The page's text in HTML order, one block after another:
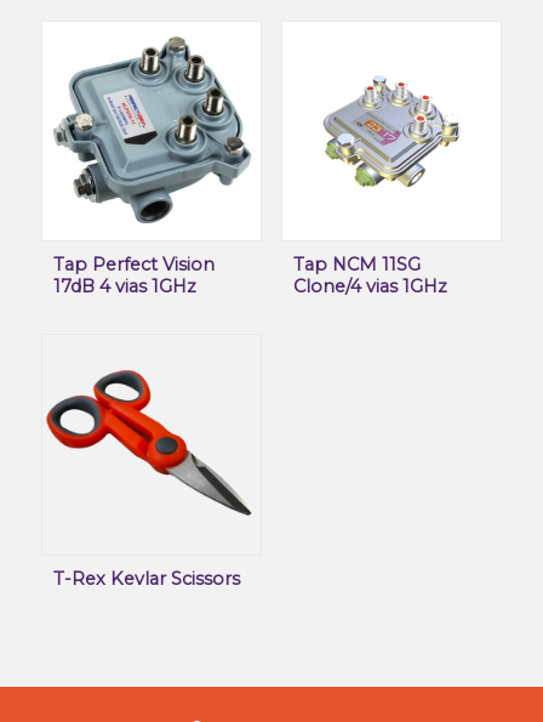
Tap Perfect Vision
17dB 4 vias 1GHz
Tap NCM 11SG
Clone/4 vias 1GHz
T-Rex Kevlar Scissors